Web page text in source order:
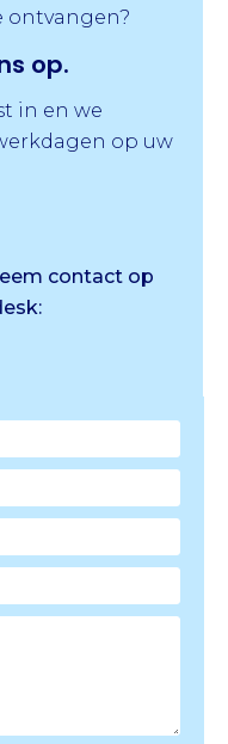
ontvangen?
op.
in en we
op uw
contact op